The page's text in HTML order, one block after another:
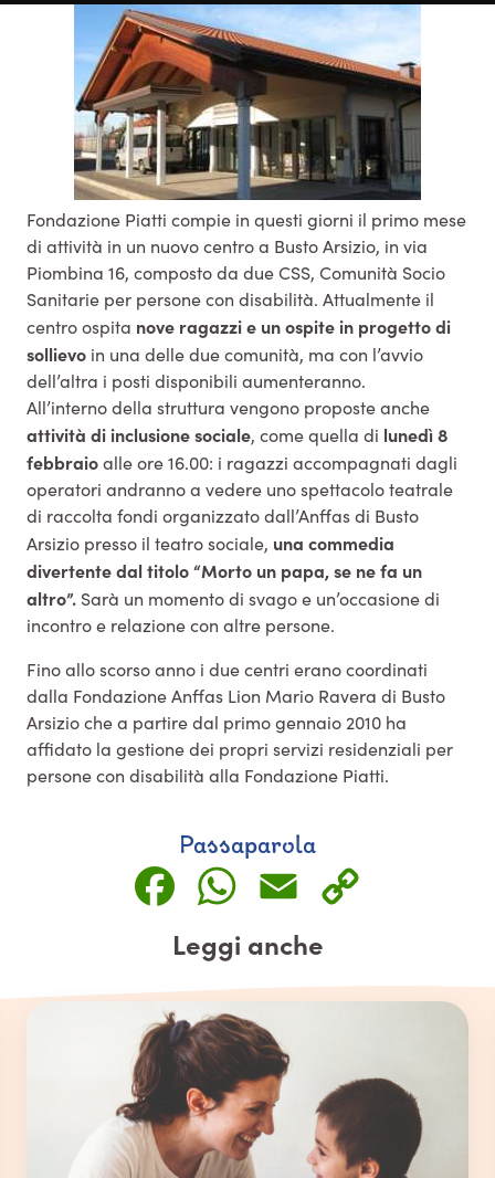
Fondazione Piatti compie in questi giorni il primo mese
di attività in un nuovo centro a Busto Arsizio, in via
Piombina 16, composto da due CSS, Comunità Socio
Sanitarie per persone con disabilità. Attualmente il
centro ospita nove ragazzi e un ospite in progetto di
sollievo in una delle due comunità, ma con l’avvio
dell’altra i posti disponibili aumenteranno.
All’interno della struttura vengono proposte anche
attività di inclusione sociale, come quella di lunedì 8
febbraioalle ore 16.00: i ragazzi accompagnati dagli
operatori andranno a vedere uno spettacolo teatrale
di raccolta fondi organizzato dall’Anffas di Busto
Arsizio presso il teatro sociale, una commedia
divertente dal titolo “Morto un papa, se ne fa un
altro”. Sarà un momento di svago e un’occasione di
incontro e relazione con altre persone.
Fino allo scorso anno i due centri erano coordinati
dalla Fondazione Anffas Lion Mario Ravera di Busto
Arsizio che a partire dal primo gennaio 2010 ha
affidato la gestione dei propri servizi residenziali per
persone con disabilità alla Fondazione Piatti.
Passaparola
Facebook
WhatsApp
Email
Leggi anche